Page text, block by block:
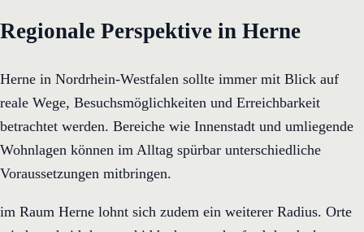
Regionale Perspektive in Herne
Herne in Nordrhein-Westfalen sollte immer mit Blick auf
reale Wege, Besuchsmöglichkeiten und Erreichbarkeit
betrachtet werden. Bereiche wie Innenstadt und umliegende
Wohnlagen können im Alltag spürbar unterschiedliche
Voraussetzungen mitbringen.
im Raum Herne lohnt sich zudem ein weiterer Radius. Orte